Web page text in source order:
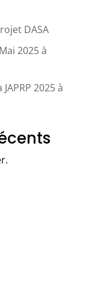
DASA
2025 à
2025 à